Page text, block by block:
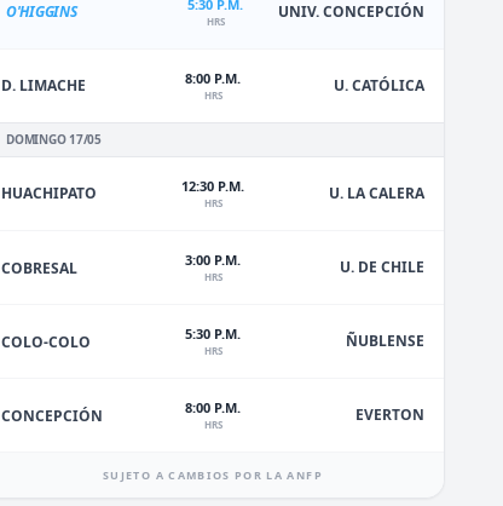
O'HIGGINS 5:30 P.M.
HRS UNIV. CONCEPCIÓN
D. LIMACHE 8:00 P.M.
HRS U. CATÓLICA
DOMINGO 17/05
HUACHIPATO 12:30 P.M.
HRS U. LA CALERA
COBRESAL 3:00 P.M.
HRS U. DE CHILE
COLO-COLO 5:30 P.M.
HRS ÑUBLENSE
CONCEPCIÓN 8:00 P.M.
HRS EVERTON
SUJETO A CAMBIOS POR LA ANFP